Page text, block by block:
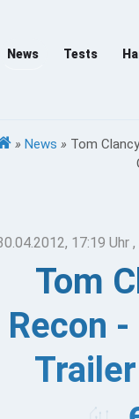
News Tests
» News » Tom
17:19 Uhr ,
Tom
Recon